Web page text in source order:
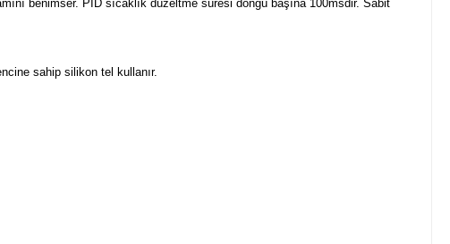
benimser. PID sıcaklık düzeltme süresi döngü başına 100msdir. Sabit
sahip silikon tel kullanır.